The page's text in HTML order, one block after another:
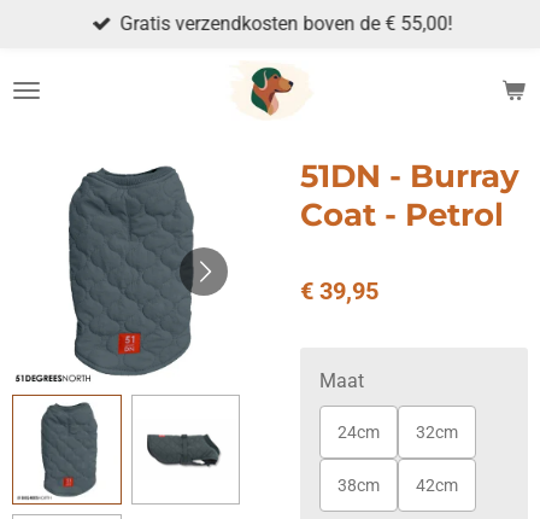
naar
Gratis verzendkosten boven de € 55,00!
51DN - Burray
Coat - Petrol
€ 39,95
Maat
24cm 32cm
38cm 42cm